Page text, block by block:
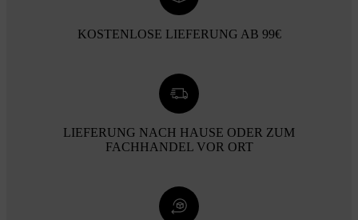
KOSTENLOSE LIEFERUNG AB 99€
LIEFERUNG NACH HAUSE ODER ZUM
FACHHANDEL VOR ORT